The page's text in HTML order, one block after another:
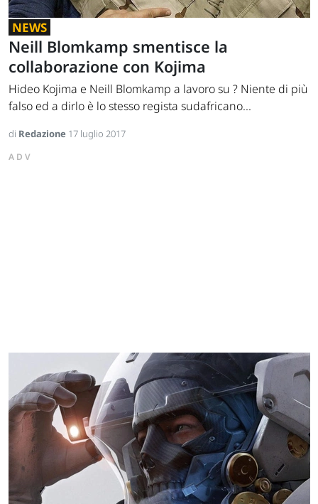
NEWS
Neill Blomkamp smentisce la
collaborazione con Kojima
Hideo Kojima e Neill Blomkamp a lavoro su ? Niente di più
falso ed a dirlo è lo stesso regista sudafricano...
di Redazione 17 luglio 2017
ADV